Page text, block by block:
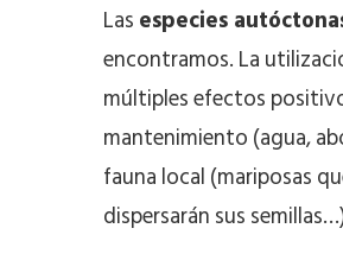
Lasespecies
encontramos. La
múltiples efectos
mantenimiento (agua,
fauna local (mariposas
dispersarán sus